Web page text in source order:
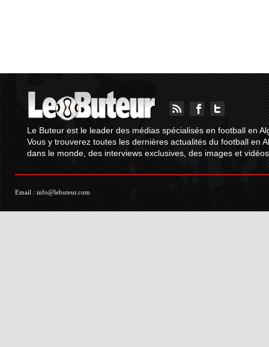
Le Buteur est le leader des médias spécialisés en football en
Vous y trouverez toutes les dernières actualités du football en
dans le monde, des interviews exclusives, des images et
Email : info@lebuteur.com